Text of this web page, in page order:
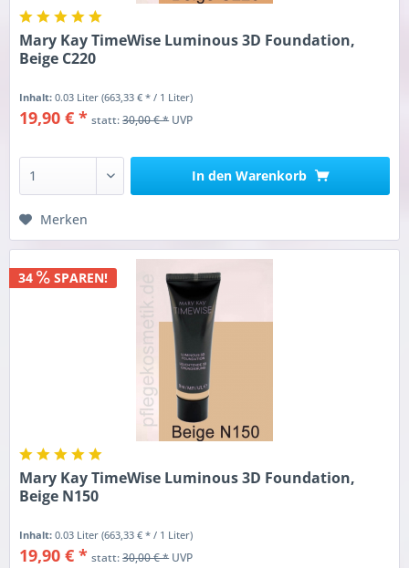
Mary Kay TimeWise Luminous 3D Foundation,
Beige C220
Inhalt:0.03 Liter(663,33 € * / 1 Liter)
19,90 € * statt:30,00 € *UVP
In den Warenkorb
Merken
34 SPAREN!
Mary Kay TimeWise Luminous 3D Foundation,
Beige N150
Inhalt:0.03 Liter(663,33 € * / 1 Liter)
19,90 € * statt:30,00 € *UVP